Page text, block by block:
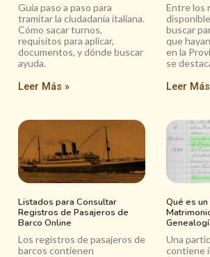
Guía paso a paso para
tramitar la ciudadanía italiana.
Cómo sacar turnos,
requisitos para aplicar,
documentos, y dónde buscar
ayuda.
Leer Más »
Entre los
buscar
que
en la
se
Leer
Listados para Consultar
Registros de Pasajeros de
Barco Online
Los registros de pasajeros de
barcos contienen
Qué es
Una
contiene